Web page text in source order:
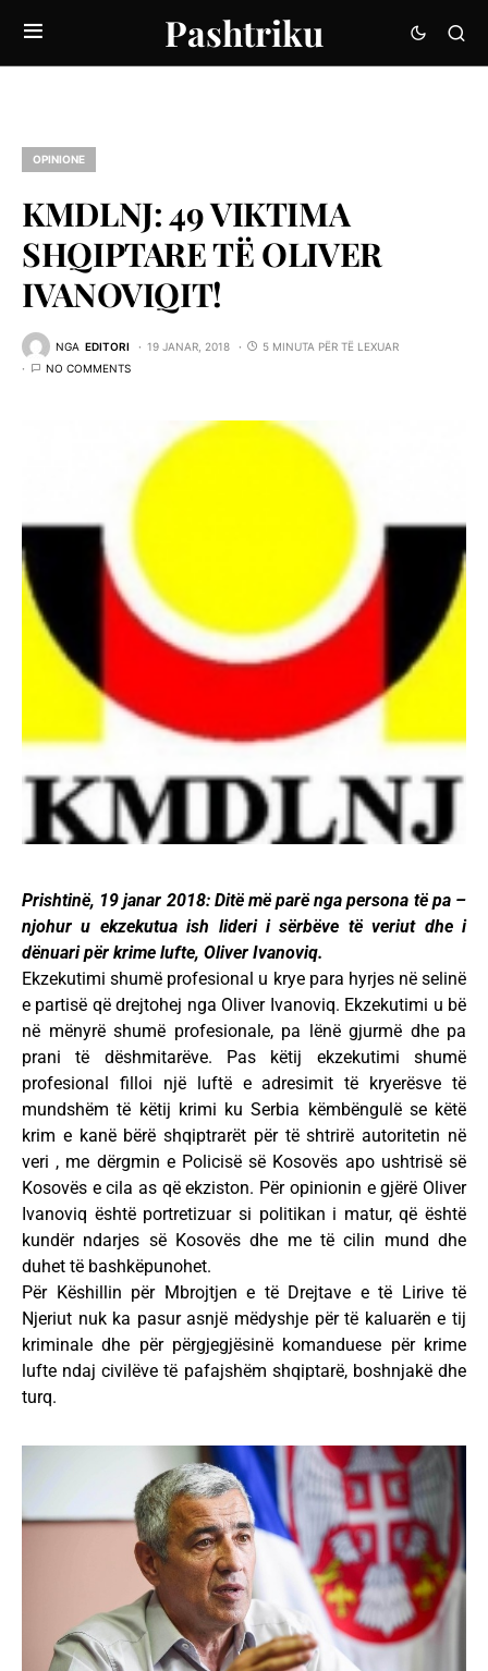
Pashtriku
OPINIONE
KMDLNJ: 49 VIKTIMA
SHQIPTARE TË OLIVER
IVANOVIQIT!
NGA EDITORI 19 JANAR, 2018
5 MINUTA PËR TË LEXUAR
NO COMMENTS
Prishtinë, 19 janar 2018: Ditë më parë nga persona të pa –
njohur u ekzekutua ish lideri i sërbëve të veriut dhe i
dënuari për krime lufte, Oliver Ivanoviq.
Ekzekutimi shumë profesional u krye para hyrjes në selinë
e partisë që drejtohej nga Oliver Ivanoviq. Ekzekutimi u bë
në mënyrë shumë profesionale, pa lënë gjurmë dhe pa
prani të dëshmitarëve. Pas këtij ekzekutimi shumë
profesional filloi një luftë e adresimit të kryerësve të
mundshëm të këtij krimi ku Serbia këmbëngulë se këtë
krim e kanë bërë shqiptrarët për të shtrirë autoritetin në
veri , me dërgmin e Policisë së Kosovës apo ushtrisë së
Kosovës e cila as që ekziston. Për opinionin e gjërë Oliver
Ivanoviq është portretizuar si politikan i matur, që është
kundër ndarjes së Kosovës dhe me të cilin mund dhe
duhet të bashkëpunohet.
Për Këshillin për Mbrojtjen e të Drejtave e të Lirive të
Njeriut nuk ka pasur asnjë mëdyshje për të kaluarën e tij
kriminale dhe për përgjegjësinë komanduese për krime
lufte ndaj civilëve të pafajshëm shqiptarë, boshnjakë dhe
turq.